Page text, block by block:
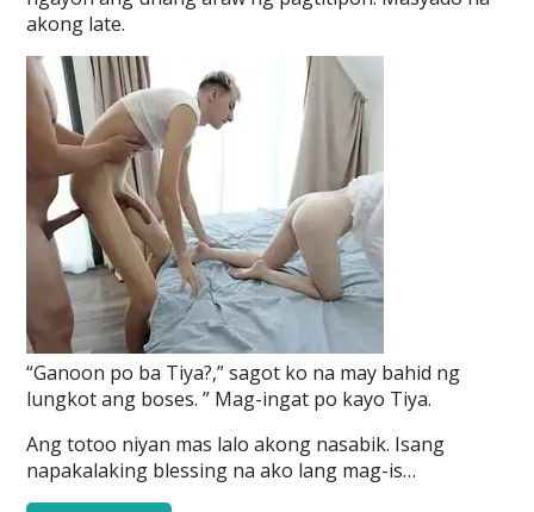
akong late.
“Ganoon po ba Tiya?,” sagot ko na may bahid ng
lungkot ang boses. ” Mag-ingat po kayo Tiya.
Ang totoo niyan mas lalo akong nasabik. Isang
napakalaking blessing na ako lang mag-is…